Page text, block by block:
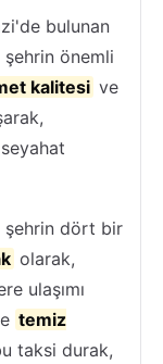
bulunan
şehrin önemli
kalitesi ve
şehrin dört bir
olarak,
ulaşımı
temiz
taksi durak,